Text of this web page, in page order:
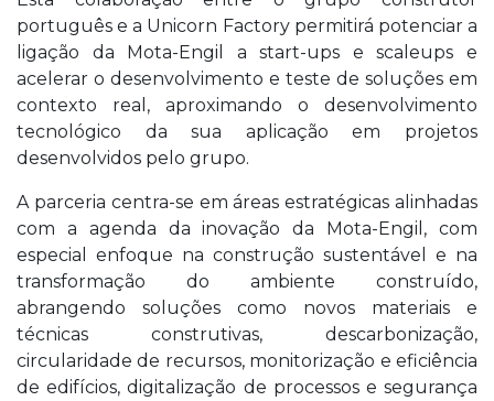
português e a Unicorn Factory permitirá potenciar a
ligação da Mota-Engil a start-ups e scaleups e
acelerar o desenvolvimento e teste de soluções em
contexto real, aproximando o desenvolvimento
tecnológico da sua aplicação em projetos
desenvolvidos pelo grupo.
A parceria centra-se em áreas estratégicas alinhadas
com a agenda da inovação da Mota-Engil, com
especial enfoque na construção sustentável e na
transformação do ambiente construído,
abrangendo soluções como novos materiais e
técnicas construtivas, descarbonização,
circularidade de recursos, monitorização e eficiência
de edifícios, digitalização de processos e segurança